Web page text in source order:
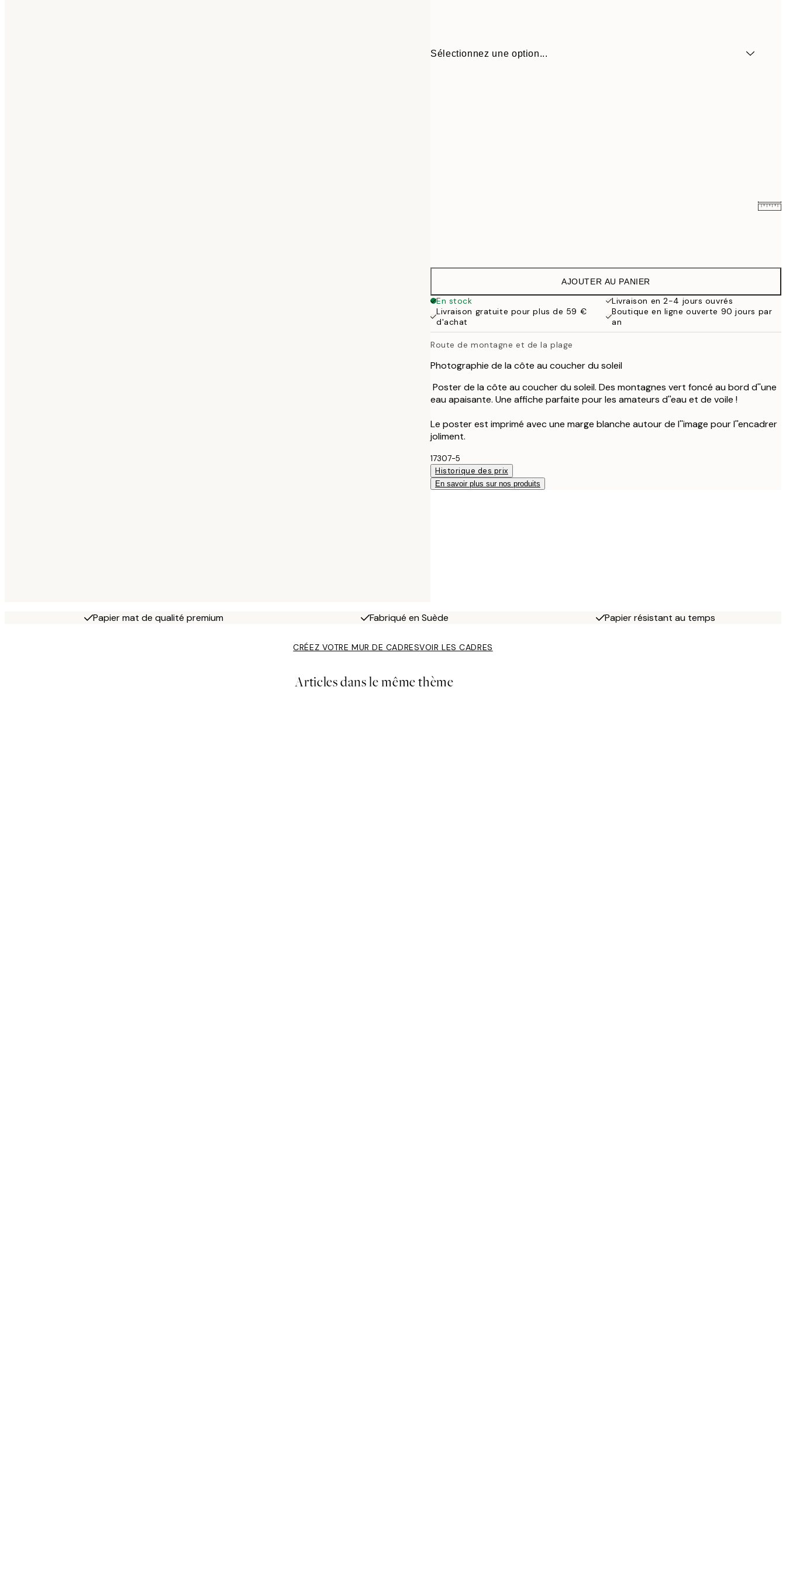
Sélectionnez une option...
32,45 €
AJOUTER AU PANIER
En stock
Livraison en 2-4 jours ouvrés
Livraison gratuite pour plus de 59 €
d'achat
Boutique en ligne ouverte 90 jours par
an
Route de montagne et de la plage
Photographie de la côte au coucher du soleil
Poster de la côte au coucher du soleil. Des montagnes vert foncé au bord d''une
eau apaisante. Une affiche parfaite pour les amateurs d''eau et de voile !
Le poster est imprimé avec une marge blanche autour de l''image pour l''encadrer
joliment.
17307-5
Historique des prix
En savoir plus sur nos produits
Papier mat de qualité premium Fabriqué en Suède Papier résistant au temps
CRÉEZ VOTRE MUR DE CADRESVOIR LES CADRES
Articles dans le même thème